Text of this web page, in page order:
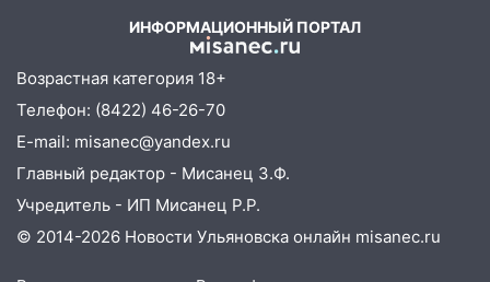
Пьяная женщина сбила
шестилетнего ребёнка на улице
Федерации: возбуждено уголовное дело
11:16
В Ульяновске ищут 37-летнего
мужчину, пропавшего ещё 19 июля
10:30 От мотофристайла до прогулки с
хаски: куда сходить в Ульяновской
области 8–9 августа
ИНФОРМАЦИОННЫЙ ПОРТАЛ
Возрастная категория 18+
Телефон: (8422) 46-26-70
E-mail: misanec@yandex.ru
Главный редактор - Мисанец З.Ф.
Учредитель - ИП Мисанец Р.Р.
© 2014-2026 Новости Ульяновска онлайн misanec.ru